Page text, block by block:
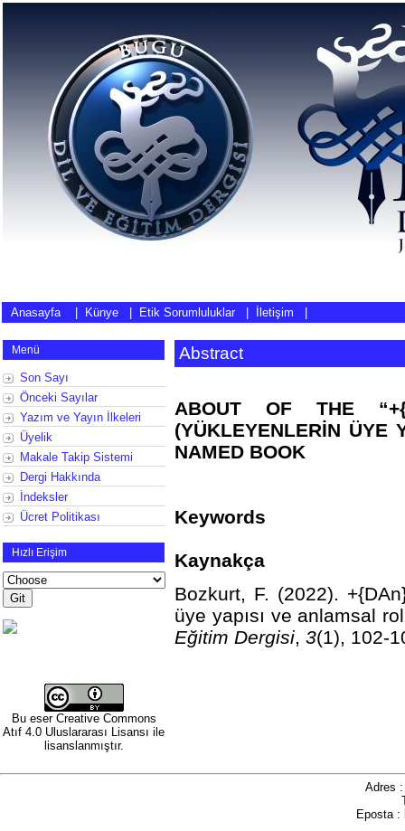
Anasayfa| Künye Etik Sorumluluklar İletişim
Menü
Son Sayı
Önceki Sayılar
Yazım ve Yayın İlkeleri
Üyelik
Makale Takip Sistemi
Dergi Hakkında
İndeksler
Ücret Politikası
Hızlı Erişim
Bu eser Creative Commons
Atıf 4.0 Uluslararası Lisansı ile
lisanslanmıştır.
Abstract
ABOUT OF THE
(YÜKLEYENLERİN ÜYE
NAMED BOOK
Keywords
Kaynakça
Bozkurt, F. (2022).
üye yapısı ve anlamsal
Eğitim Dergisi, 3(1), 102-
Adres
Eposta :